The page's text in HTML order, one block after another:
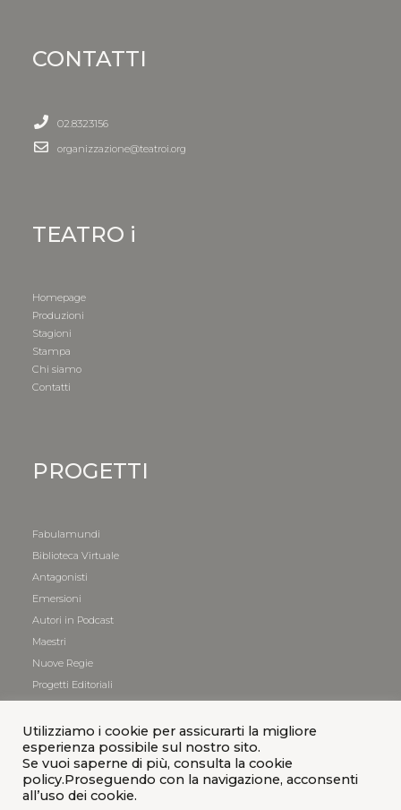
CONTATTI
02.8323156
organizzazione@teatroi.org
TEATRO i
Homepage
Produzioni
Stagioni
Stampa
Chi siamo
Contatti
PROGETTI
Fabulamundi
Biblioteca Virtuale
Antagonisti
Emersioni
Autori in Podcast
Maestri
Nuove Regie
Progetti Editoriali
Utilizziamo i cookie per assicurarti la migliore
esperienza possibile sul nostro sito.
Se vuoi saperne di più, consulta la cookie
policy.Proseguendo con la navigazione, acconsenti
all’uso dei cookie.